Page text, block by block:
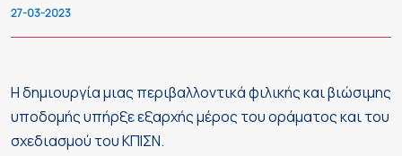
27-03-2023
Η δημιουργία μιας περιβαλλοντικά φιλικής και βιώσιμης
υποδομής υπήρξε εξαρχής μέρος του οράματος και του
σχεδιασμού του ΚΠΙΣΝ.